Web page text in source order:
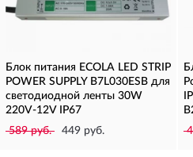
Блок питания ECOLA LED STRIP
POWER SUPPLY B7L030ESB для
светодиодной ленты 30W
220V-12V IP67
589 руб.
449 руб.